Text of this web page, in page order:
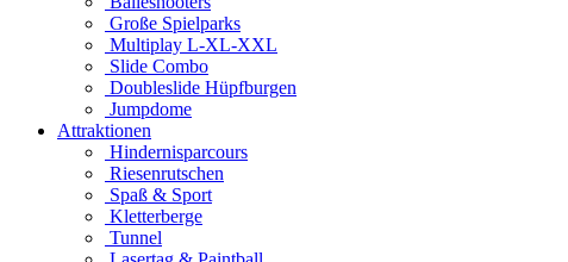
Große Spielparks
Multiplay L-XL-XXL
Slide Combo
Doubleslide Hüpfburgen
Jumpdome
Attraktionen
Hindernisparcours
Riesenrutschen
Spaß & Sport
Kletterberge
Tunnel